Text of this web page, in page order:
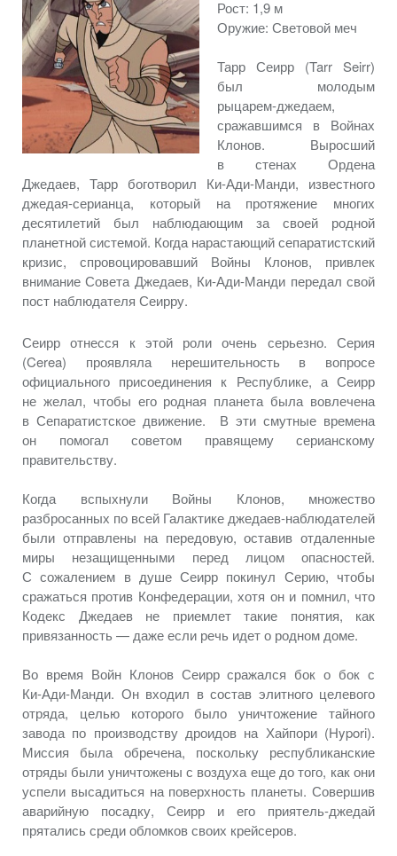
Рост: 1,9 м
Оружие: Световой меч
Тарр Сеирр (Tarr Seirr)
был молодым
рыцарем-джедаем,
сражавшимся в Войнах
Клонов. Выросший
в стенах Ордена
Джедаев, Тарр боготворил Ки-Ади-Манди, известного
джедая-серианца, который на протяжение многих
десятилетий был наблюдающим за своей родной
планетной системой. Когда нарастающий сепаратистский
кризис, спровоцировавший Войны Клонов, привлек
внимание Совета Джедаев, Ки-Ади-Манди передал свой
пост наблюдателя Сеирру.
Сеирр отнесся к этойроли очень серьезно. Серия
(Cerea) проявляла нерешительность в вопросе
официального присоединения к Республике, а Сеирр
не желал, чтобы его родная планета была вовлечена
в Сепаратистское движение. В эти смутные времена
он помогал советом правящему серианскому
правительству.
Когда вспыхнули Войны Клонов, множество
разбросанных по всей Галактике джедаев-наблюдателей
были отправлены на передовую, оставив отдаленные
миры незащищенными перед лицом опасностей.
С сожалением в душеСеирр покинул Серию, чтобы
сражаться против Конфедерации, хотя он и помнил, что
Кодекс Джедаев не приемлеттакие понятия, как
привязанность — даже если речь идето родном доме.
Во время Войн Клонов Сеирр сражался боко бок с
Ки-Ади-Манди. Он входил в состав элитного целевого
отряда, целью которого было уничтожение тайного
завода по производству дроидов на Хайпори(Hypori).
Миссия была обречена, поскольку республиканские
отряды были уничтожены с воздуха еще до того, как они
успели высадиться на поверхность планеты. Совершив
аварийную посадку, Сеирр и его
приятель-джедай
прятались среди обломков своих крейсеров.